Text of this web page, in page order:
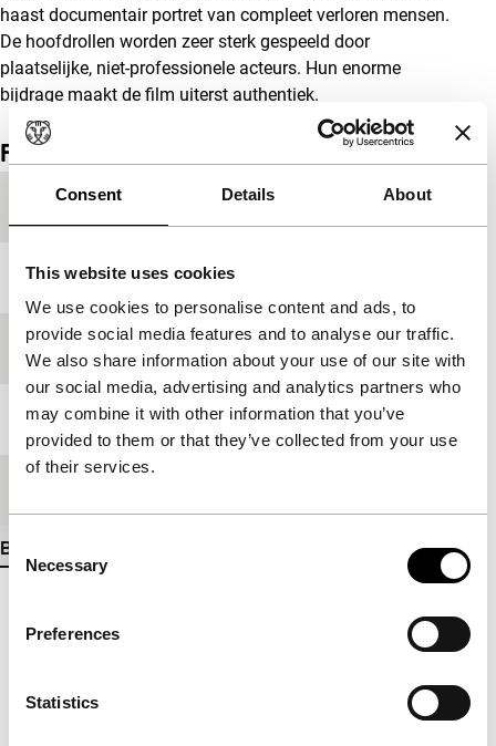
Consent Details About
This website uses cookies
We use cookies to personalise content and ads, to
provide social media features and to analyse our traffic.
We also share information about your use of our site with
our social media, advertising and analytics partners who
may combine it with other information that you’ve
provided to them or that they’ve collected from your use
of their services.
Consent
Selection
Necessary
Preferences
Statistics
haast documentair portret van compleet verloren mensen.
De hoofdrollen worden zeer sterk gespeeld door
plaatselijke, niet-professionele acteurs. Hun enorme
bijdrage maakt de film uiterst authentiek.
Film details
Productielanden Slowakije,Tsjechië
Jaar 2013
Festivaleditie
Lengte 90'
Bekijk meer details